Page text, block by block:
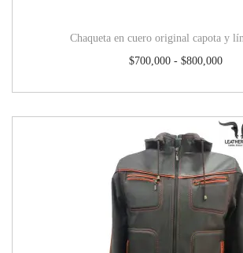
Chaqueta en cuero original capota y
$700,000 - $800,000